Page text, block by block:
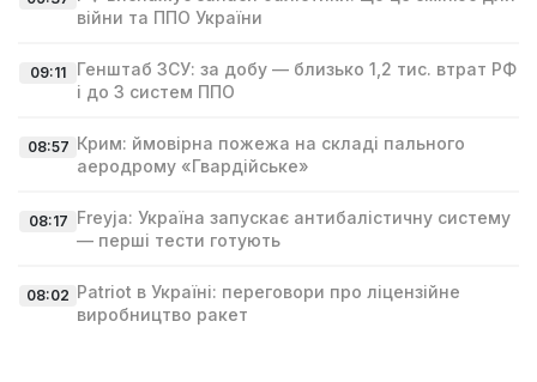
війни та ППО України
09:11
Генштаб ЗСУ: за добу — близько 1,2 тис. втрат РФ
і до 3 систем ППО
08:57 Крим: ймовірна пожежа на складі пального
аеродрому «Гвардійське»
08:17 Freyja: Україна запускає антибалістичну систему
— перші тести готують
08:02 Patriot в Україні: переговори про ліцензійне
виробництво ракет